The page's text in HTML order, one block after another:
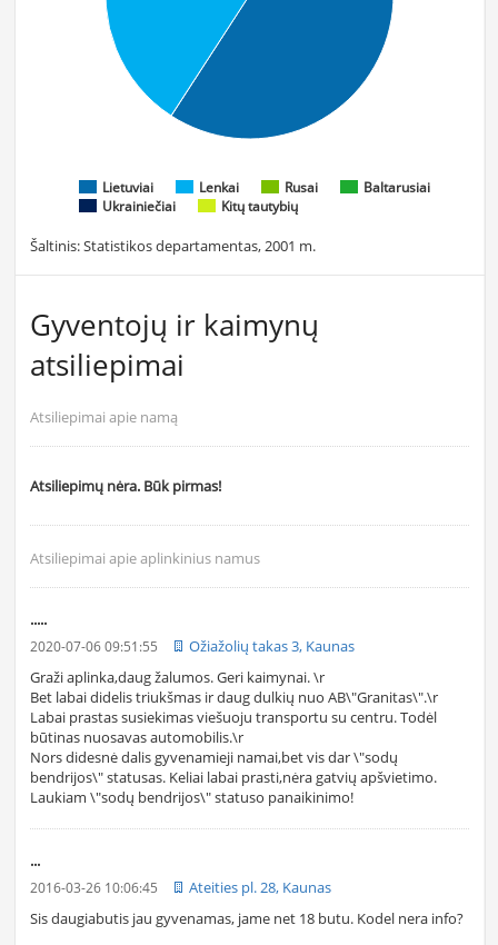
Lietuviai Lenkai Rusai
Baltarusiai
Ukrainiečiai
Kitų tautybių
Šaltinis: Statistikos departamentas, 2001 m.
Gyventojų ir kaimynų
atsiliepimai
Atsiliepimai apie namą
Atsiliepimų nėra. Būk pirmas!
Atsiliepimai apie aplinkinius namus
.....
2020-07-06 09:51:55
Ožiažolių takas 3, Kaunas
Graži aplinka,daug žalumos. Geri kaimynai. \r
Bet labai didelis triukšmas ir daug dulkių nuo AB\"Granitas\".\r
Labai prastas susiekimas viešuoju transportu su centru. Todėl
būtinas nuosavas automobilis.\r
Nors didesnė dalis gyvenamieji namai,bet vis dar \"sodų
bendrijos\" statusas. Keliai labai prasti,nėra gatvių apšvietimo.
Laukiam \"sodų bendrijos\" statuso panaikinimo!
...
2016-03-26 10:06:45
Ateities pl. 28, Kaunas
Sis daugiabutis jau gyvenamas, jame net 18 butu. Kodel nera info?